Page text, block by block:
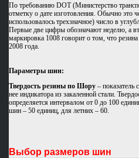
По требованию DOT (Министерство
отметку о дате изготовления. Обычно это
использовалось трехзначное) число в
Первые две цифры обозначают неделю, а
маркировка 1008 говорит о том, что
2008 года.
Параметры шин:
Твердость резины по Шору– показатель
нее индикатора из закаленной стали.
определяется интервалом от 0 до 100
шин – 50 единиц, для летних – 60.
Выбор размеров шин